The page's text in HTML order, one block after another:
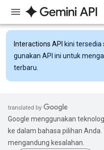
Interactions API kini tersedia
gunakan API ini untuk
terbaru.
Google menggunakan
ke dalam bahasa pilihan
mengandung kesalahan.